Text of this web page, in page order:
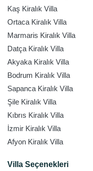
Kaş Kiralık Villa
Ortaca Kiralık Villa
Marmaris Kiralık Villa
Datça Kiralık Villa
Akyaka Kiralık Villa
Bodrum Kiralık Villa
Sapanca Kiralık Villa
Şile Kiralık Villa
Kıbrıs Kiralık Villa
İzmir Kiralık Villa
Afyon Kiralık Villa
Villa Seçenekleri